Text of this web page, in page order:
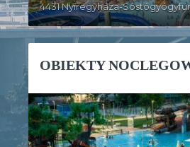
4431 Nyíregyháza-
OBIEKTY